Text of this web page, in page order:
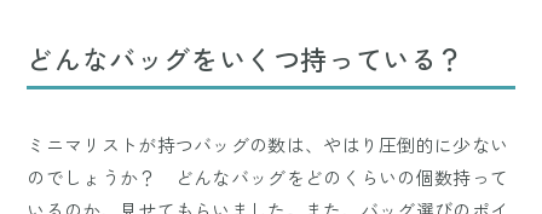
どんなバッグをいくつ持っている？
ミニマリストが持つバッグの数は、やはり圧倒的に少ない
のでしょうか？ どんなバッグをどのくらいの個数持って